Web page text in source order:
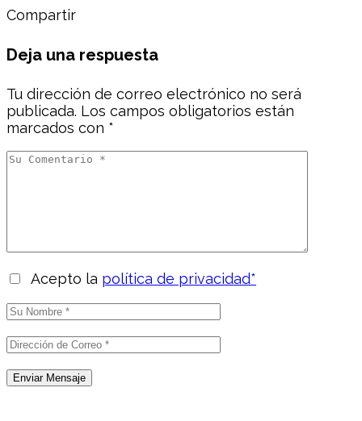
Compartir
Deja una respuesta
Tu dirección de correo electrónico no será
publicada. Los campos obligatorios están
marcados con *
Acepto la política de privacidad*